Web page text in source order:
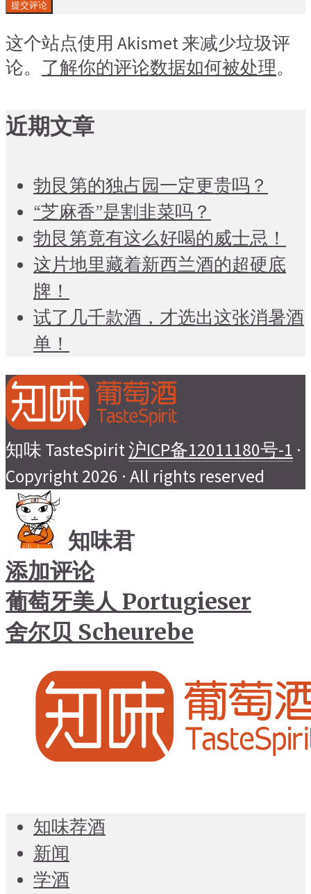
这个站点使用 Akismet 来减少垃圾评
论。 了解你的评论数据如何被处理。
近期文章
勃艮第的独占园一定更贵吗？
“芝麻香”是割韭菜吗？
勃艮第竟有这么好喝的威士忌！
这片地里藏着新西兰酒的超硬底
牌！
试了几千款酒，才选出这张消暑酒
单！
知味 TasteSpirit沪ICP备12011180号-1 ·
Copyright 2026 · All rights reserved
知味君
添加评论
葡萄牙美人 Portugieser
舍尔贝 Scheurebe
知味荐酒
新闻
学酒